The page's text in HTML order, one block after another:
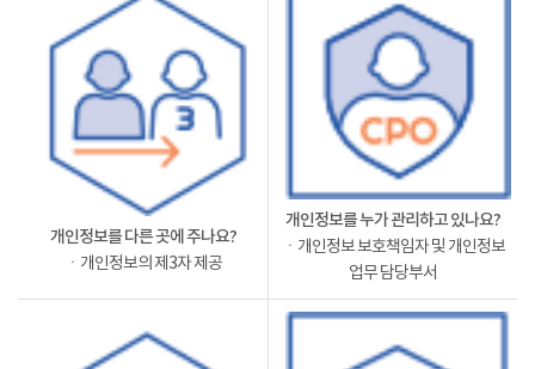
개인정보를 다른 곳에 주나요?
ㆍ개인정보의 제3자 제공
개인정보를 누가 관리하고 있나요?
ㆍ개인정보 보호책임자 및 개인정보
업무 담당부서